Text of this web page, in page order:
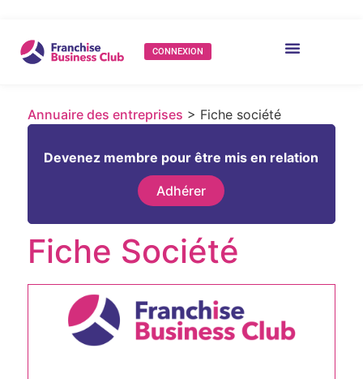
CONNEXION
Annuaire des entreprises > Fiche société
Devenez membre pour être mis en relation
Adhérer
Fiche Société